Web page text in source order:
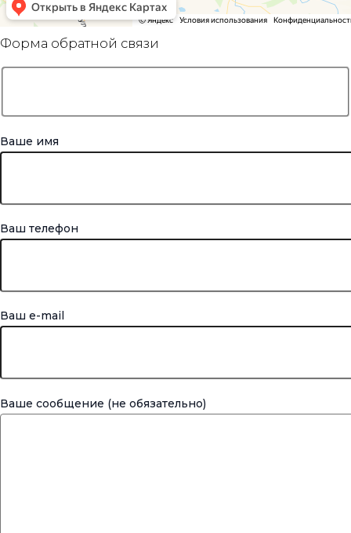
Форма обратной связи
Ваше имя
Ваш телефон
Ваш e-mail
Ваше сообщение (не обязательно)